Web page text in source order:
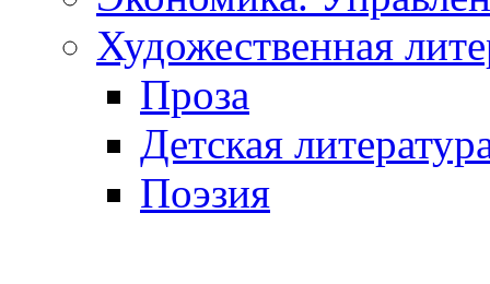
Художественная
Проза
Детская
Поэзия